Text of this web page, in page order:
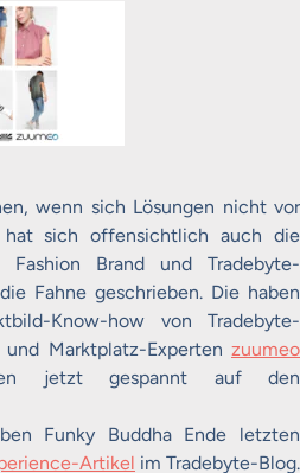
wenn sich Lösungen nicht vor
hat sich offensichtlich auch die
Fashion Brand und Tradebyte-
Fahne geschrieben. Die haben
Know-how von Tradebyte-
Marktplatz-Experten zuumeo
jetzt gespannt auf den
Funky Buddha Ende letzten
Artikel im Tradebyte-Blog.